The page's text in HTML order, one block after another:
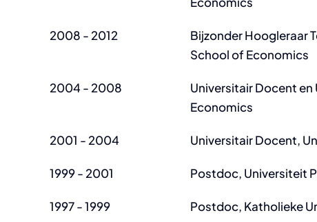
2008 - 2012
Bijzonder Hoogleraar
School of Economics
2004 - 2008
Universitair Docent
Economics
2001 - 2004 Universitair Docent,
1999 - 2001 Postdoc, Universiteit
1997 - 1999 Postdoc, Katholieke